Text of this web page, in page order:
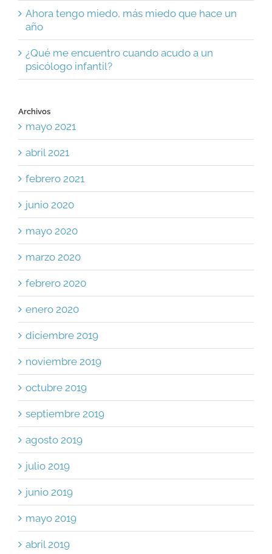
Ahora tengo miedo, más miedo que hace un
año
¿Qué me encuentro cuando acudo a un
psicólogo infantil?
Archivos
mayo 2021
abril 2021
febrero 2021
junio 2020
mayo 2020
marzo 2020
febrero 2020
enero 2020
diciembre 2019
noviembre 2019
octubre 2019
septiembre 2019
agosto 2019
julio 2019
junio 2019
mayo 2019
abril 2019